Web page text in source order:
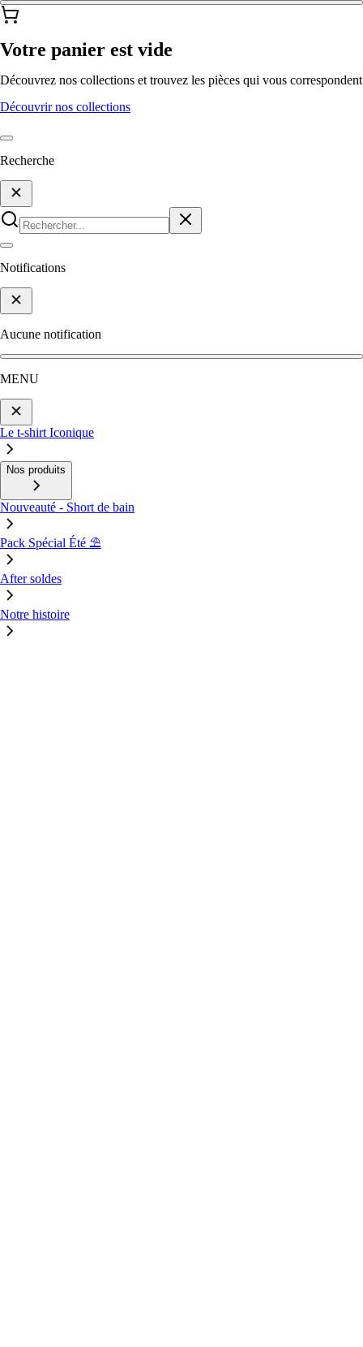
Votre panier est vide
Découvrez nos collections et trouvez les pièces qui vous correspondent
Découvrir nos collections
Recherche
Notifications
Aucune notification
MENU
Le t-shirt Iconique
Nos produits
Nouveauté - Short de bain
Pack Spécial Été ⛱️
After soldes
Notre histoire